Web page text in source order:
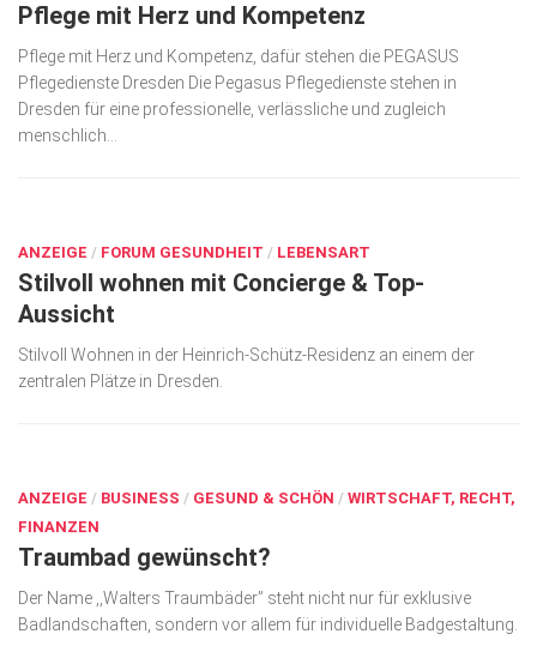
Pflege mit Herz und Kompetenz
Pflege mit Herz und Kompetenz, dafür stehen die PEGASUS
Pflegedienste Dresden Die Pegasus Pflegedienste stehen in
Dresden für eine professionelle, verlässliche und zugleich
menschlich...
ANZEIGE / FORUM GESUNDHEIT / LEBENSART
Stilvoll wohnen mit Concierge & Top-
Aussicht
Stilvoll Wohnen in der Heinrich-Schütz-Residenz an einem der
zentralen Plätze in Dresden.
ANZEIGE / BUSINESS / GESUND & SCHÖN / WIRTSCHAFT, RECHT,
FINANZEN
Traumbad gewünscht?
Der Name ,,Walters Traumbäder” steht nicht nur für exklusive
Badlandschaften, sondern vor allem für individuelle Badgestaltung.